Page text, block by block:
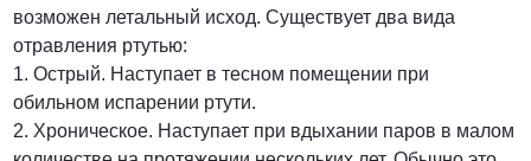
Договорная
ПОЗВОНИТЬ
возможен летальный исход. Существует два вида
отравления ртутью:
1. Острый. Наступает в тесном помещении при
обильном испарении ртути.
2. Хроническое. Наступает при вдыхании паров в малом